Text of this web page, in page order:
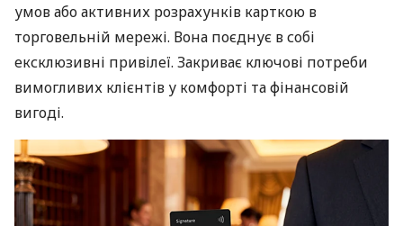
умов або активних розрахунків карткою в
торговельній мережі. Вона поєднує в собі
ексклюзивні привілеї. Закриває ключові потреби
вимогливих клієнтів у комфорті та фінансовій
вигоді.